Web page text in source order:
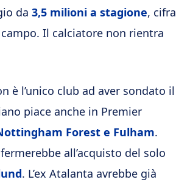
da 3,5 milioni a stagione, cifra
Il calciatore non rientra
è l’unico club ad aver sondato il
piace anche in Premier
Forest e Fulham.
all’acquisto del solo
. L’ex Atalanta avrebbe già